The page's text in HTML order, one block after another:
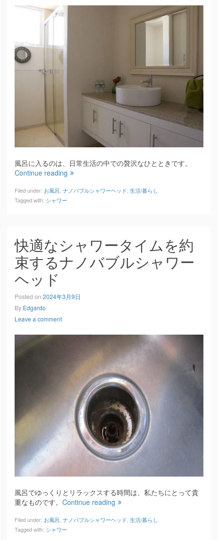
風呂に入るのは、日常生活の中での贅沢なひとときです。
Continue reading
Filed under: お風呂 ナノバブルシャワーヘッド 生活/暮らし
Tagged with: シャワー
快適なシャワータイムを約
束するナノバブルシャワー
ヘッド
Posted on 2024年3月9日
By Edgardo
Leave a comment
風呂でゆっくりとリラックスする時間は、私たちにとって貴
重なものです。 Continue reading
Filed under: お風呂 ナノバブルシャワーヘッド 生活/暮らし
Tagged with: シャワー